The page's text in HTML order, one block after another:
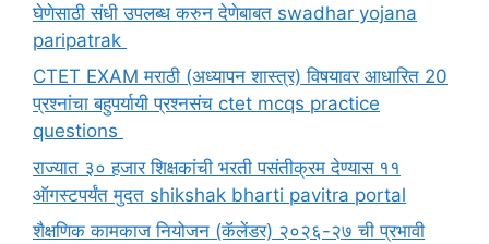
घेणेसाठी संधी उपलब्ध करुन देणेबाबत swadhar yojana
paripatrak
CTET EXAM मराठी (अध्यापन शास्त्र) विषयावर आधारित 20
प्रश्नांचा बहुपर्यायी प्रश्नसंच ctet mcqs practice
questions
राज्यात ३० हजार शिक्षकांची भरती पसंतीक्रम देण्यास ११
ऑगस्टपर्यंत मुदत shikshak bharti pavitra portal
शैक्षणिक कामकाज नियोजन (कॅलेंडर) २०२६-२७ ची प्रभावी